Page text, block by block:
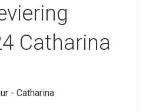
Catharina
- Catharina